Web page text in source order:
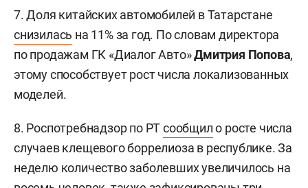
7. Доля китайских автомобилей в Татарстане
снизилась на 11% за год. По словам директора
по продажам ГК «Диалог Авто»Дмитрия Попова,
этому способствует рост числа локализованных
моделей.
8. Роспотребнадзор по РТсообщило росте числа
случаев клещевого боррелиоза в республике. За
неделю количество заболевших увеличилось на